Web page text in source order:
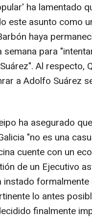
ha lamentado
este asunto como
haya
semana para
Al respecto,
a Adolfo Suárez
ha asegurado
"no es una
cuente con un
de un Ejecutivo
instado
lo antes
finalmente